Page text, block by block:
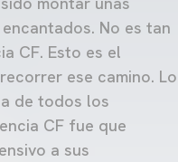
No es tan
CF. Esto es el
ese camino. Lo
de todos los
CF fue que
a sus